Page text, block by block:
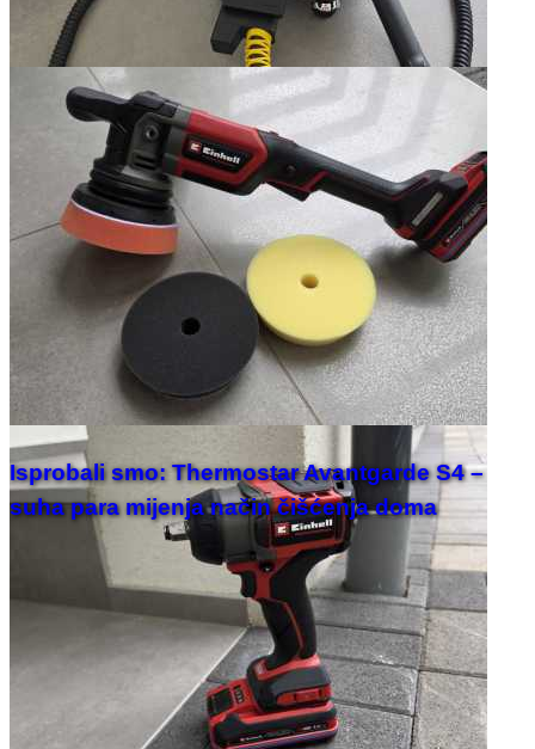
Isprobali smo: Thermostar Avantgarde S4 –
suha para mijenja način čišćenja doma